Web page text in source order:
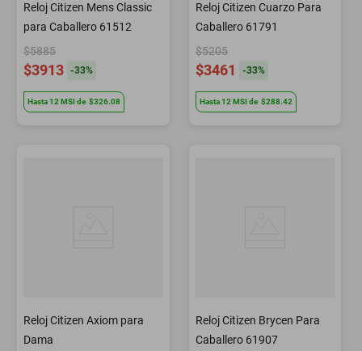
Reloj Citizen Mens Classic
para Caballero 61512
$5885
$3913 -33%
Hasta12 MSIde $326.08
Reloj Citizen Cuarzo Para
Caballero 61791
$5205
$3461 -33%
Hasta12MSI de $288.42
Reloj Citizen Axiom para
Dama
Reloj Citizen Brycen Para
Caballero 61907